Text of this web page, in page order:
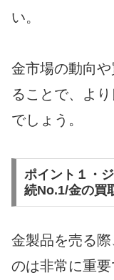
い。
金市場の動向
ることで、よ
でしょう。
ポイント１・
続No.1/金の買
金製品を売る
のは非常に重要